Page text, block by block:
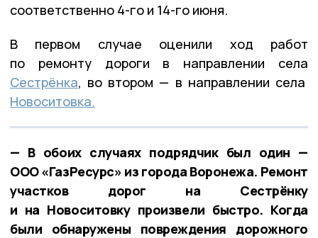
соответственно 4-го и 14-го июня.
В первом случае оценили ход работ
по ремонту дороги в направлении села
Сестрёнка, во втором — в направлении села
Новоситовка.
— В обоих случаях подрядчик был один —
ООО «ГазРесурс» из города Воронежа. Ремонт
участков дорог на Сестрёнку
и на Новоситовку произвели быстро. Когда
были обнаружены повреждения дорожного